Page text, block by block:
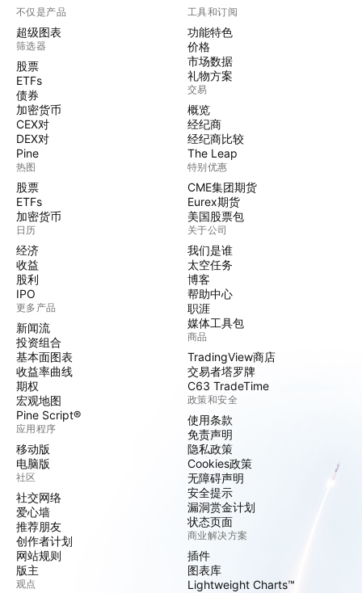
不仅是产品
超级图表
筛选器
股票
ETFs
债券
加密货币
CEX对
DEX对
Pine
热图
股票
ETFs
加密货币
日历
经济
收益
股利
IPO
更多产品
新闻流
投资组合
基本面图表
收益率曲线
期权
宏观地图
Pine Script®
应用程序
移动版
电脑版
社区
社交网络
爱心墙
推荐朋友
创作者计划
网站规则
版主
观点
工具和订阅
功能特色
价格
市场数据
礼物方案
交易
概览
经纪商
经纪商比较
The Leap
特别优惠
CME集团期货
Eurex期货
美国股票包
关于公司
我们是谁
太空任务
博客
帮助中心
职涯
媒体工具包
商品
TradingView商店
交易者塔罗牌
C63 TradeTime
政策和安全
使用条款
免责声明
隐私政策
Cookies政策
无障碍声明
安全提示
漏洞赏金计划
状态页面
商业解决方案
插件
图表库
Lightweight Charts™